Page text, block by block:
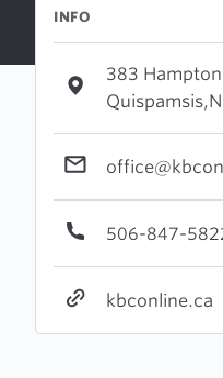
INFO
383 Hampton
506-847-
kbconline.ca